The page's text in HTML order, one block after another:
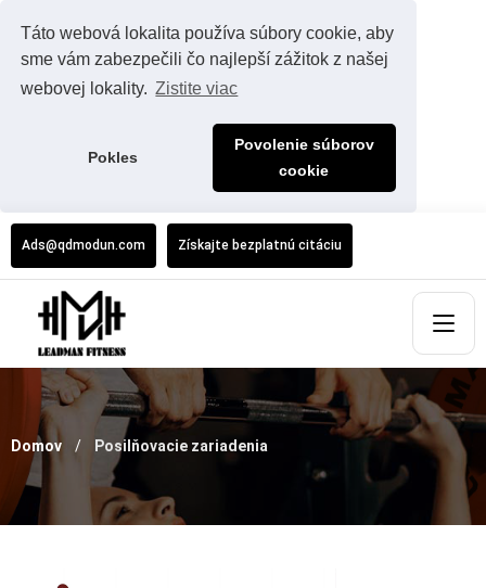
Táto webová lokalita používa súbory cookie, aby
sme vám zabezpečili čo najlepší zážitok z našej
webovej lokality. Zistite viac
Pokles
Povolenie súborov
cookie
Ads@qdmodun.com Získajte bezplatnú citáciu
Domov Posilňovacie zariadenia